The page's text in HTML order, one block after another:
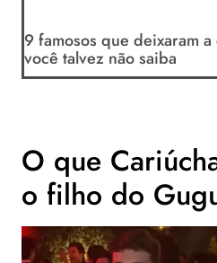
9 famosos que deixaram
você talvez não saiba
O que
o filho do